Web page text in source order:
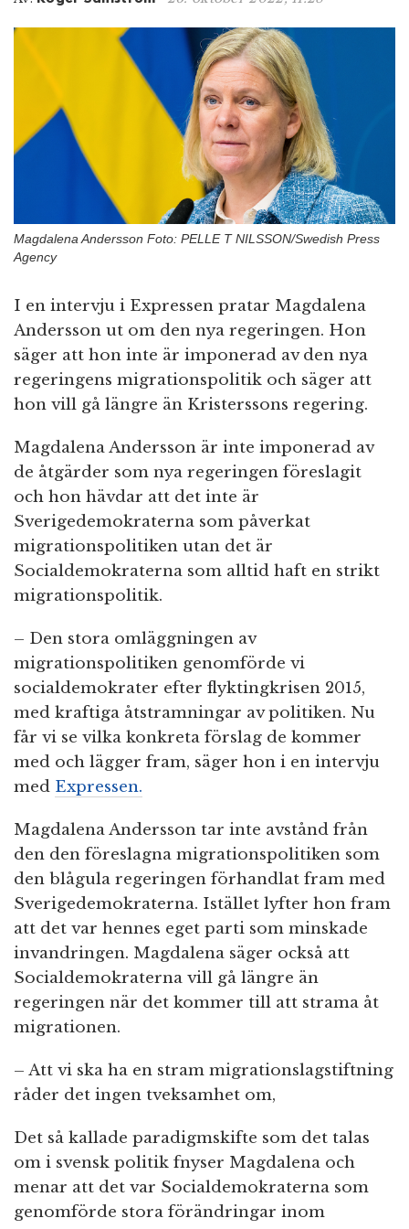
Magdalena Andersson Foto: PELLE T NILSSON/Swedish Press
Agency
I en intervju i Expressen pratar Magdalena
Andersson ut om den nya regeringen. Hon
säger att hon inte är imponerad av den nya
regeringens migrationspolitik och säger att
hon vill gå längre än Kristerssons regering.
Magdalena Andersson är inte imponerad av
de åtgärder som nya regeringen föreslagit
och hon hävdar att det inte är
Sverigedemokraterna som påverkat
migrationspolitiken utan det är
Socialdemokraterna som alltid haft en strikt
migrationspolitik.
– Den stora omläggningen av
migrationspolitiken genomförde vi
socialdemokrater efter flyktingkrisen 2015,
med kraftiga åtstramningar av politiken. Nu
får vi se vilka konkreta förslag de kommer
med och lägger fram, säger hon i en intervju
med Expressen.
Magdalena Andersson tar inte avstånd från
den den föreslagna migrationspolitiken som
den blågula regeringen förhandlat fram med
Sverigedemokraterna. Istället lyfter hon fram
att det var hennes eget parti som minskade
invandringen. Magdalena säger också att
Socialdemokraterna vill gå längre än
regeringen när det kommer till att strama åt
migrationen.
– Att vi ska ha en stram migrationslagstiftning
råder det ingen tveksamhet om,
Det så kallade paradigmskifte som det talas
om i svensk politik fnyser Magdalena och
menar att det var Socialdemokraterna som
genomförde stora förändringar inom